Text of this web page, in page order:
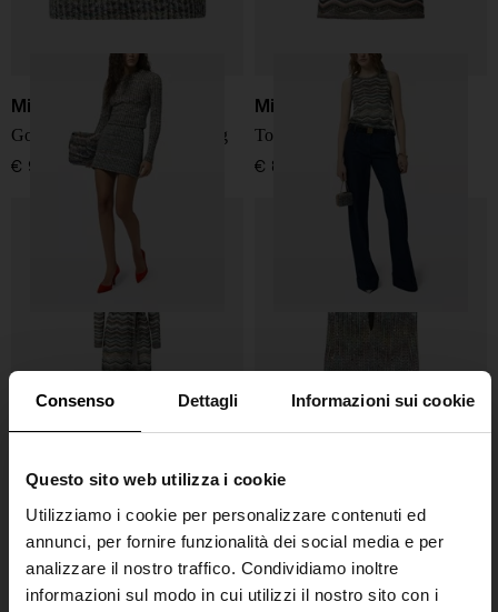
Consenso Dettagli Informazioni sui cookie
Questo sito web utilizza i cookie
Utilizziamo i cookie per personalizzare contenuti ed
annunci, per fornire funzionalità dei social media e per
analizzare il nostro traffico. Condividiamo inoltre
informazioni sul modo in cui utilizzi il nostro sito con i
Missoni
Gonna mini a motivo zig zag
€ 990,00
Missoni
Top zig zag motiv
€ 890,00
Cardigan a motivo zig zag
€ 1.790,00
Missoni
Mini abito
€ 1.990,00 € 1.194,00 -40%